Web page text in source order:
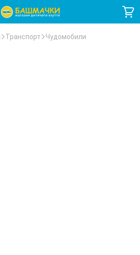
Транспорт Чудомобили